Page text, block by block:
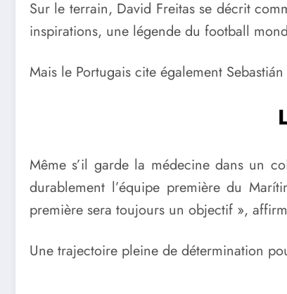
Sur le terrain, David Freitas se décrit
inspirations, une légende du football
Mais le Portugais cite également
Même s’il garde la médecine dans un
durablement l’équipe première du
première sera toujours un objectif »,
Une trajectoire pleine de détermination